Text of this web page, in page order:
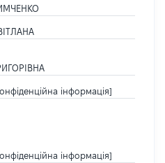
інформація]
інформація]